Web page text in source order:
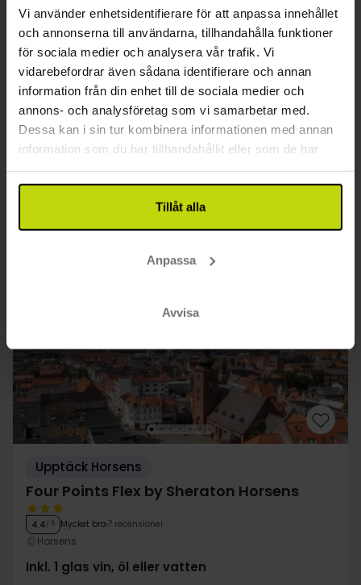
Vi använder enhetsidentifierare för att anpassa innehållet
och annonserna till användarna, tillhandahålla funktioner
för sociala medier och analysera vår trafik. Vi
vidarebefordrar även sådana identifierare och annan
information från din enhet till de sociala medier och
annons- och analysföretag som vi samarbetar med.
Dessa kan i sin tur kombinera informationen med annan
information som du har tillhandahållit eller som de har
Tillåt alla
Anpassa
Avvisa
4.5 / 5 Mycket bra 108 recensioner
Horsens
2049:-
1619:-
Inkl 2-rättersmeny
2x övernattningar
2x frukostbuffé
2x 2-rättersmeny/buffé
2x kaffe att ta med
FÅ KVAR FÅ KVAR
sep
FÅ KVAR
Upptäck Horsens
Four Points Flex by Sheraton Horsens
4.4/ 5 Mycket bra 7 recensioner
Horsens
Inkl. 1 glas vin, öl eller vatten